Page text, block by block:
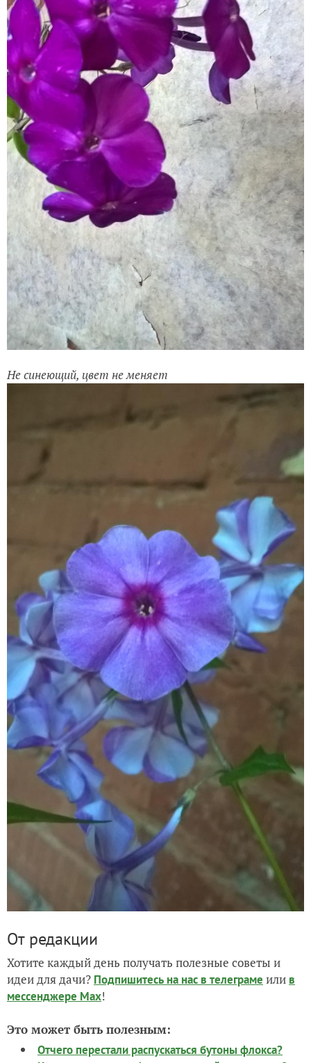
Не синеющий, цвет не меняет
От редакции
Хотите каждый день получать полезные советы и
идеи для дачи? Подпишитесь на нас в телеграме или в
мессенджере Max!
Это может быть полезным:
Отчего перестали распускаться бутоны флокса?